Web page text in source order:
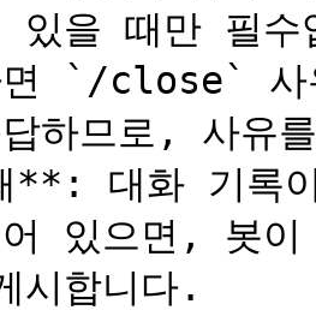
있을 때만 필
면 `/close` 사
답하므로, 사유
대화 기록
어 있으면, 봇
시합니다.